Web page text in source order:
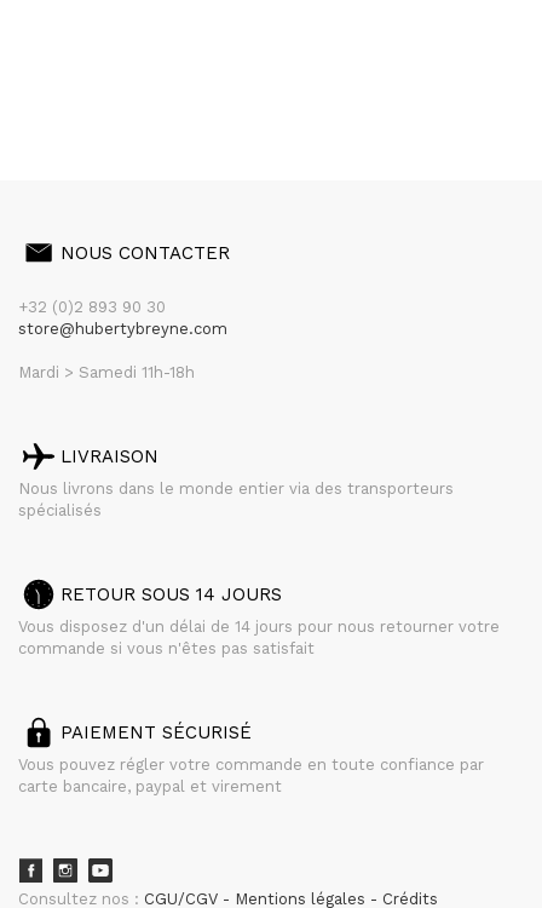
NOUS CONTACTER
+32 (0)2 893 90 30
store@hubertybreyne.com
Mardi > Samedi 11h-18h
LIVRAISON
Nous livrons dans le monde entier via des transporteurs
spécialisés
RETOUR SOUS 14 JOURS
Vous disposez d'un délai de 14 jours pour nous retourner votre
commande si vous n'êtes pas satisfait
PAIEMENT SÉCURISÉ
Vous pouvez régler votre commande en toute confiance par
carte bancaire, paypal et virement
Consultez nos : CGU/CGV Mentions légales Crédits